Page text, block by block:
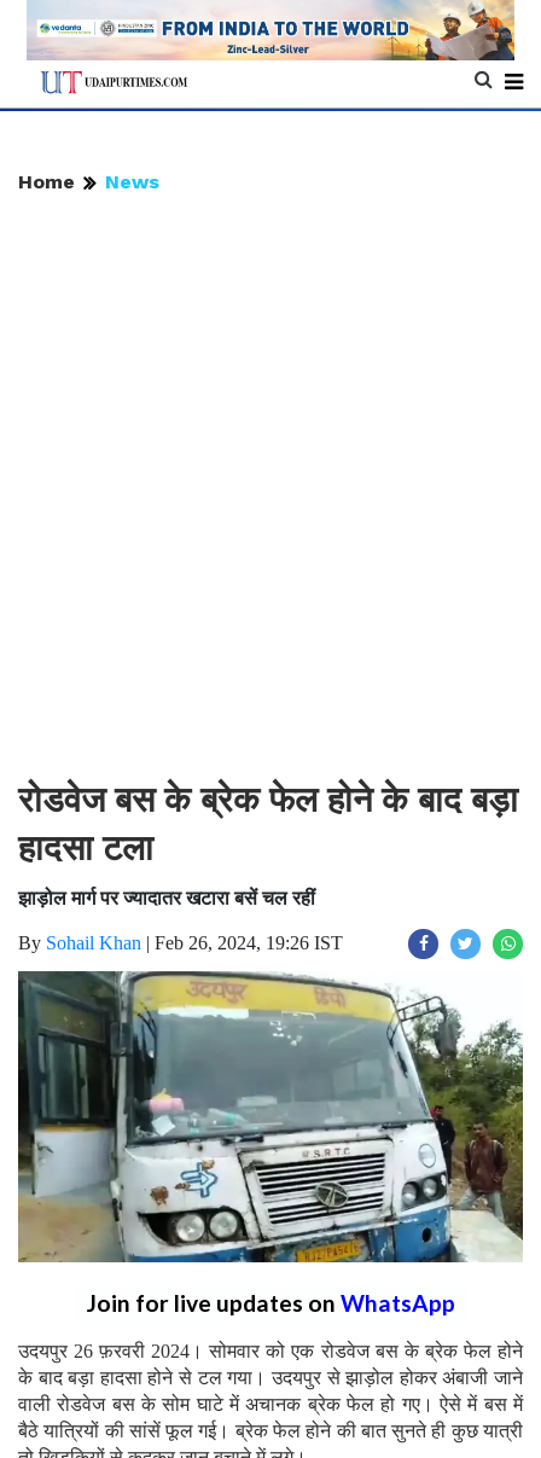
Home News
रोडवेज बस के ब्रेक फेल होने के बाद बड़ा
हादसा टला
झाड़ोल मार्ग पर ज्यादातर खटारा बसें चल रहीं
By Sohail Khan | Feb 26, 2024, 19:26 IST
Join for live updates on WhatsApp
उदयपुर 26 फ़रवरी 2024। सोमवार को एक रोडवेज बस के ब्रेक फेल होने
के बाद बड़ा हादसा होने से टल गया। उदयपुर से झाड़ोल होकर अंबाजी जाने
वाली रोडवेज बस के सोम घाटे में अचानक ब्रेक फेल हो गए। ऐसे में बस में
बैठे यात्रियों की सांसें फूल गई। ब्रेक फेल होने की बात सुनते ही कुछ यात्री